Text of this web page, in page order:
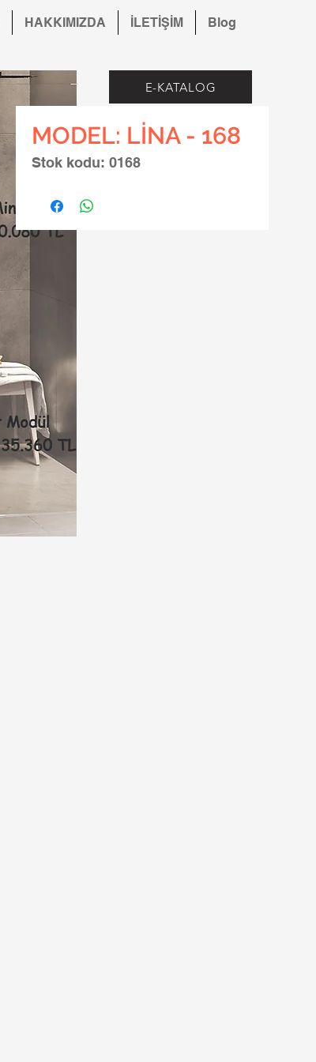
HAKKIMIZDA İLETİŞİM Blog
MODEL: LİNA - 168
Stok kodu: 0168
E-KATALOG